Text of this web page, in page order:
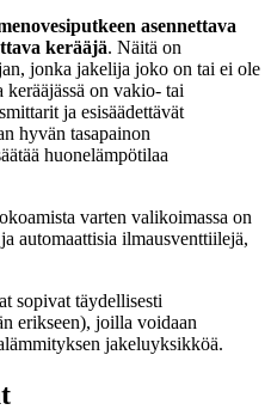
asennettava
kerääjä. Näitä on
jonka jakelija joko on tai ei ole
on vakio- tai
ja esisäädettävät
hyvän tasapainon
huonelämpötilaa
varten valikoimassa on
automaattisia ilmausventtiilejä,
sopivat täydellisesti
erikseen), joilla voidaan
jakeluyksikköä.